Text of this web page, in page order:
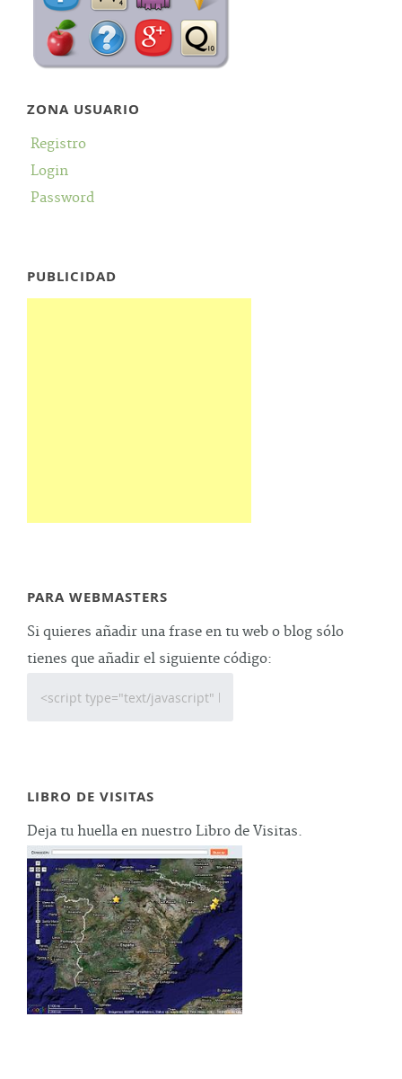
ZONA USUARIO
Registro
Login
Password
PUBLICIDAD
PARA WEBMASTERS
Si quieres añadir una frase en tu web o blog sólo
tienes que añadir el siguiente código:
LIBRO DE VISITAS
Deja tu huella en nuestro Libro de Visitas.